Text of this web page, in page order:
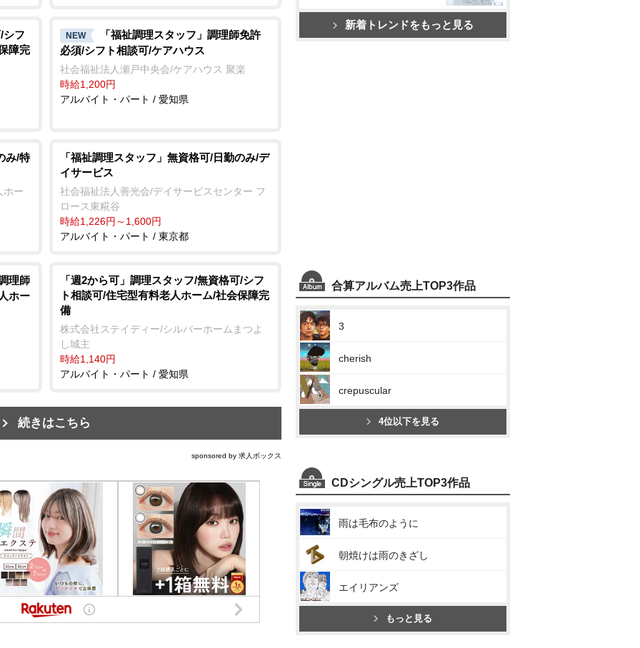
シフ
障完
NEW
「福祉調理スタッフ」調理師免許
必須/シフト相談可/ケアハウス
社会福祉法人瀬戸中央会/ケアハウス 聚楽
時給1,200円
アルバイト・パート / 愛知県
み/特
ホー
「福祉調理スタッフ」無資格可/日勤のみ/デ
イサービス
社会福祉法人善光会/デイサービスセンター フ
ロース東糀谷
時給1,226円～1,600円
アルバイト・パート / 東京都
理師
ホー
「週2から可」調理スタッフ/無資格可/シフ
ト相談可/住宅型有料老人ホーム/社会保障完
備
株式会社ステイディー/シルバーホームまつよ
し城主
時給1,140円
アルバイト・パート / 愛知県
続きはこちら
sponsored by 求人ボックス
新着トレンドをもっと見る
合算アルバム売上TOP3作品
3
cherish
crepuscular
4位以下を見る
CDシングル売上TOP3作品
雨は毛布のように
朝焼けは雨のきざし
エイリアンズ
もっと見る